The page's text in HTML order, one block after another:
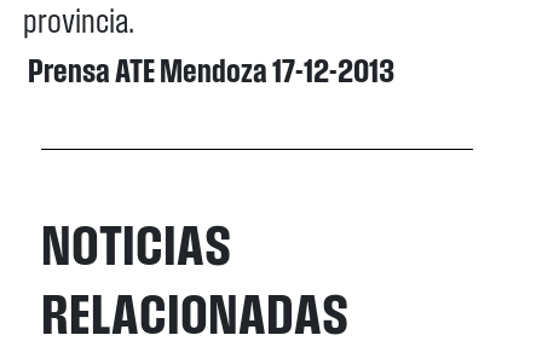
provincia.
Prensa ATE Mendoza 17-12-2013
NOTICIAS
RELACIONADAS